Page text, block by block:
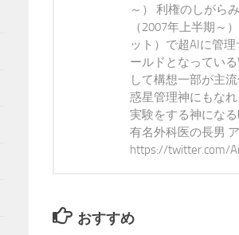
～） 利権のしがら
（2007年上半期～
ット）で超AIに管
ールドとなってい
して構想一部が主
惑星管理神にもな
実験をする神にな
有名外科医の長男
https://twitter.com/
おすすめ